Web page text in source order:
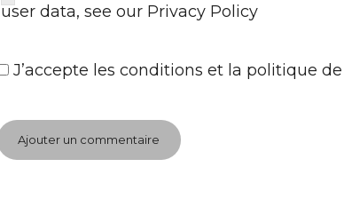
user data, see our Privacy Policy
J’accepte les conditions et la politique